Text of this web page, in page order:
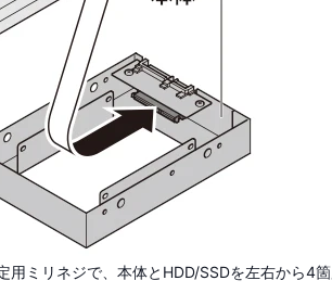
用ミリネジで、本体とHDD/SSDを左右から4箇